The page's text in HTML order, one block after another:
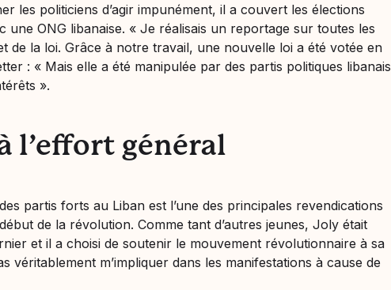
les politiciens d’agir impunément, il a couvert les élections
une ONG libanaise. «Je réalisais un reportage sur toutes les
de la loi. Grâce à notre travail, une nouvelle loi a été votée en
: « Mais elle a été manipulée par des partis politiques libanais
».
l’effort général
partis forts au Liban est l’une des principales revendications
de la révolution. Comme tant d’autres jeunes, Joly était
et il a choisi de soutenir le mouvement révolutionnaire à sa
véritablement m’impliquer dans les manifestations à cause de